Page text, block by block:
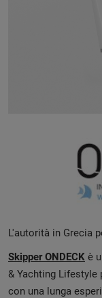
L'autorità in Grecia
Skipper ONDECK è
& Yachting
con una lunga